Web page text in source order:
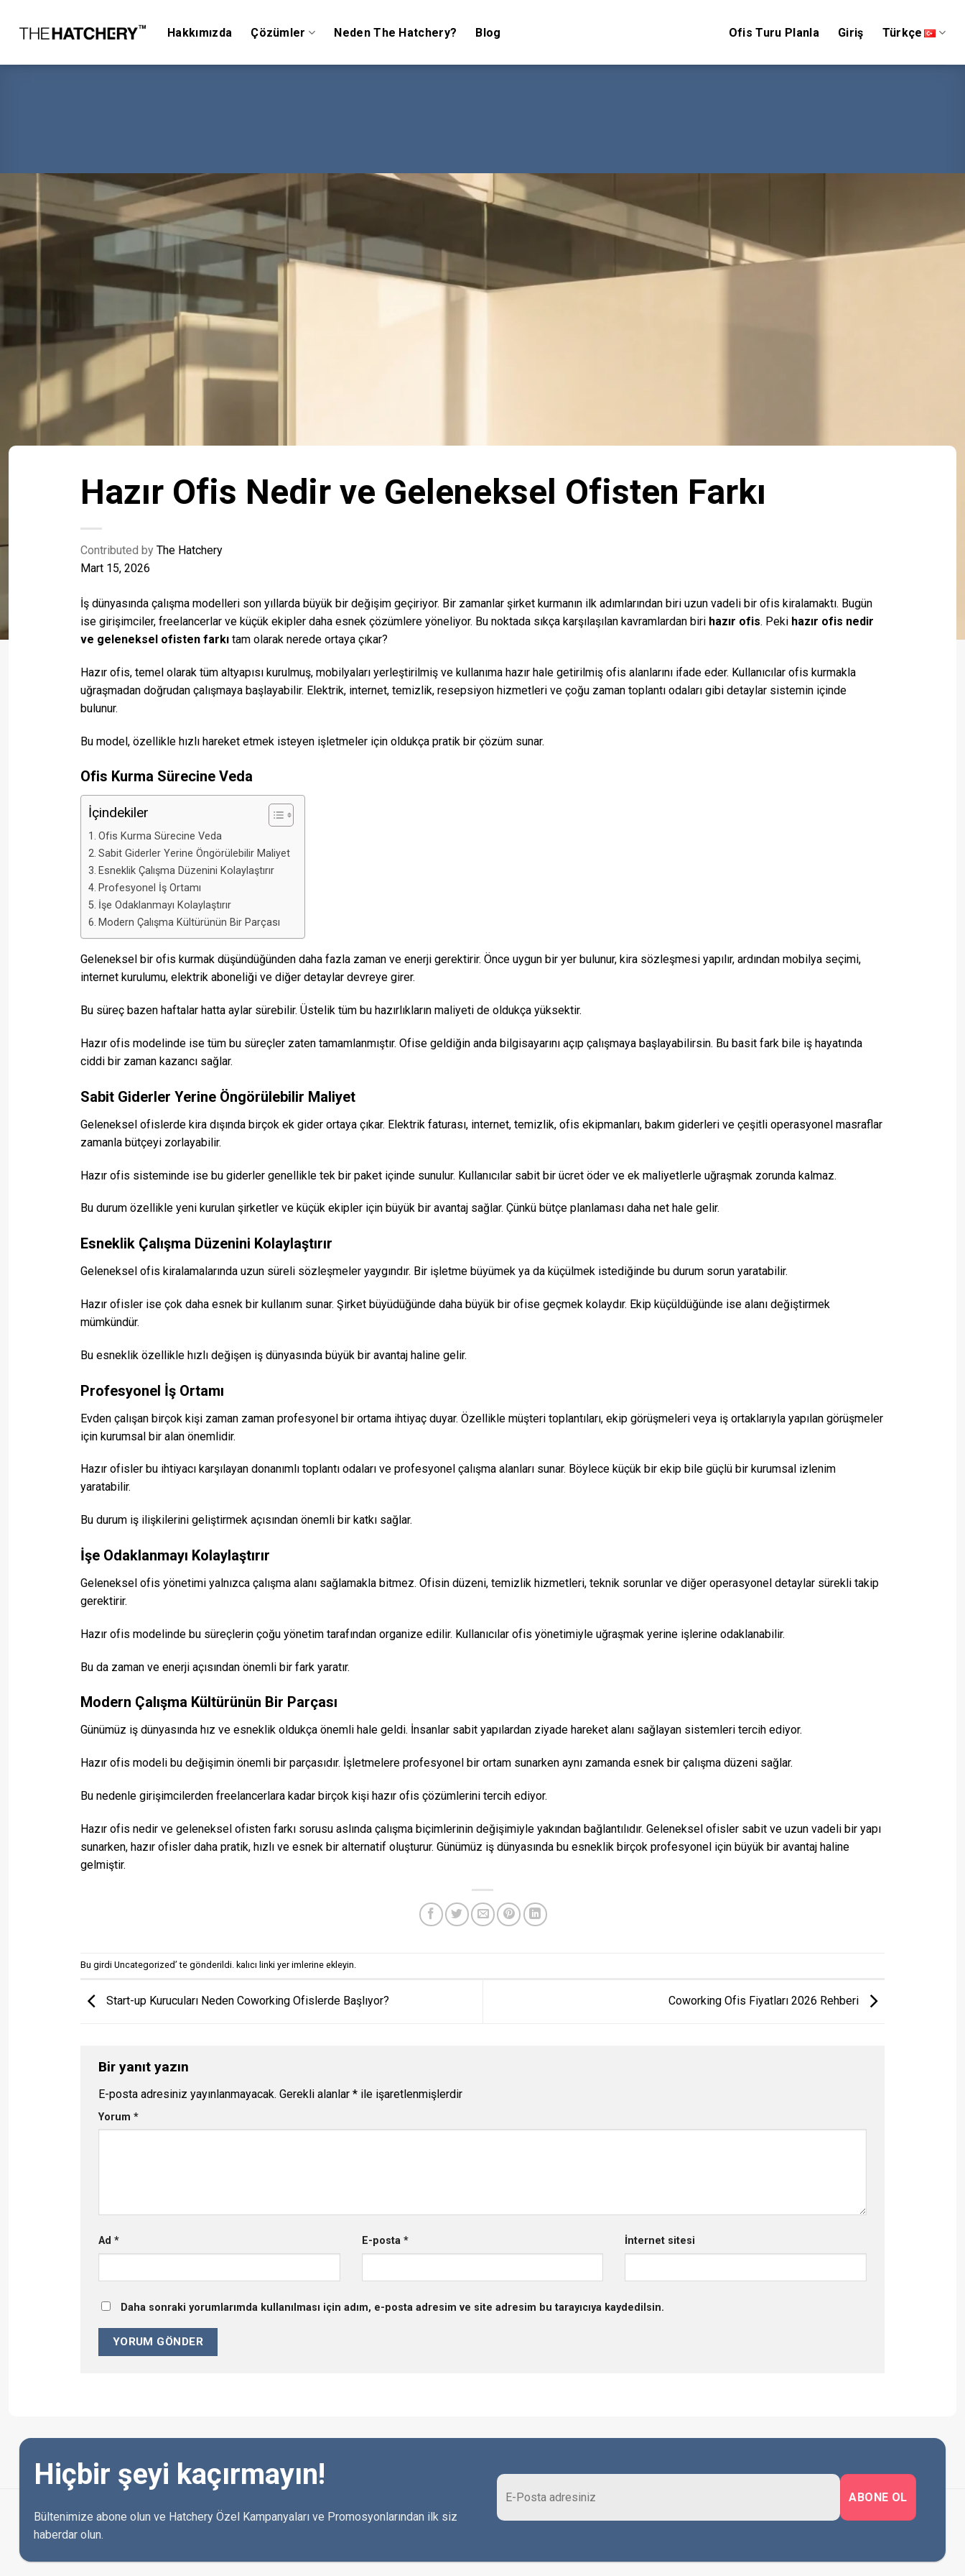
content
Hakkımızda Çözümler Neden The Hatchery? Blog Ofis Turu Planla Giriş Türkçe
Hazır Ofis Nedir ve Geleneksel Ofisten Farkı
Contributed by The Hatchery
Mart 15, 2026
İş dünyasında çalışma modelleri son yıllarda büyük bir değişim geçiriyor. Bir zamanlar şirket kurmanın ilk adımlarından biri uzun vadeli bir ofis kiralamaktı. Bugün
ise girişimciler, freelancerlar ve küçük ekipler daha esnek çözümlere yöneliyor. Bu noktada sıkça karşılaşılan kavramlardan biri hazır ofis. Peki hazır ofis nedir
ve geleneksel ofisten farkı tam olarak nerede ortaya çıkar?
Hazır ofis, temel olarak tüm altyapısı kurulmuş, mobilyaları yerleştirilmiş ve kullanıma hazır hale getirilmiş ofis alanlarını ifade eder. Kullanıcılar ofis kurmakla
uğraşmadan doğrudan çalışmaya başlayabilir. Elektrik, internet, temizlik, resepsiyon hizmetleri ve çoğu zaman toplantı odaları gibi detaylar sistemin içinde
bulunur.
Bu model, özellikle hızlı hareket etmek isteyen işletmeler için oldukça pratik bir çözüm sunar.
Ofis Kurma Sürecine Veda
İçindekiler
Ofis Kurma Sürecine Veda
Sabit Giderler Yerine Öngörülebilir Maliyet
Esneklik Çalışma Düzenini Kolaylaştırır
Profesyonel İş Ortamı
İşe Odaklanmayı Kolaylaştırır
Modern Çalışma Kültürünün Bir Parçası
Geleneksel bir ofis kurmak düşündüğünden daha fazla zaman ve enerji gerektirir. Önce uygun bir yer bulunur, kira sözleşmesi yapılır, ardından mobilya seçimi,
internet kurulumu, elektrik aboneliği ve diğer detaylar devreye girer.
Bu süreç bazen haftalar hatta aylar sürebilir. Üstelik tüm bu hazırlıkların maliyeti de oldukça yüksektir.
Hazır ofis modelinde ise tüm bu süreçler zaten tamamlanmıştır. Ofise geldiğin anda bilgisayarını açıp çalışmaya başlayabilirsin. Bu basit fark bile iş hayatında
ciddi bir zaman kazancı sağlar.
Sabit Giderler Yerine Öngörülebilir Maliyet
Geleneksel ofislerde kira dışında birçok ek gider ortaya çıkar. Elektrik faturası, internet, temizlik, ofis ekipmanları, bakım giderleri ve çeşitli operasyonel masraflar
zamanla bütçeyi zorlayabilir.
Hazır ofis sisteminde ise bu giderler genellikle tek bir paket içinde sunulur. Kullanıcılar sabit bir ücret öder ve ek maliyetlerle uğraşmak zorunda kalmaz.
Bu durum özellikle yeni kurulan şirketler ve küçük ekipler için büyük bir avantaj sağlar. Çünkü bütçe planlaması daha net hale gelir.
Esneklik Çalışma Düzenini Kolaylaştırır
Geleneksel ofis kiralamalarında uzun süreli sözleşmeler yaygındır. Bir işletme büyümek ya da küçülmek istediğinde bu durum sorun yaratabilir.
Hazır ofisler ise çok daha esnek bir kullanım sunar. Şirket büyüdüğünde daha büyük bir ofise geçmek kolaydır. Ekip küçüldüğünde ise alanı değiştirmek
mümkündür.
Bu esneklik özellikle hızlı değişen iş dünyasında büyük bir avantaj haline gelir.
Profesyonel İş Ortamı
Evden çalışan birçok kişi zaman zaman profesyonel bir ortama ihtiyaç duyar. Özellikle müşteri toplantıları, ekip görüşmeleri veya iş ortaklarıyla yapılan görüşmeler
için kurumsal bir alan önemlidir.
Hazır ofisler bu ihtiyacı karşılayan donanımlı toplantı odaları ve profesyonel çalışma alanları sunar. Böylece küçük bir ekip bile güçlü bir kurumsal izlenim
yaratabilir.
Bu durum iş ilişkilerini geliştirmek açısından önemli bir katkı sağlar.
İşe Odaklanmayı Kolaylaştırır
Geleneksel ofis yönetimi yalnızca çalışma alanı sağlamakla bitmez. Ofisin düzeni, temizlik hizmetleri, teknik sorunlar ve diğer operasyonel detaylar sürekli takip
gerektirir.
Hazır ofis modelinde bu süreçlerin çoğu yönetim tarafından organize edilir. Kullanıcılar ofis yönetimiyle uğraşmak yerine işlerine odaklanabilir.
Bu da zaman ve enerji açısından önemli bir fark yaratır.
Modern Çalışma Kültürünün Bir Parçası
Günümüz iş dünyasında hız ve esneklik oldukça önemli hale geldi. İnsanlar sabit yapılardan ziyade hareket alanı sağlayan sistemleri tercih ediyor.
Hazır ofis modeli bu değişimin önemli bir parçasıdır. İşletmelere profesyonel bir ortam sunarken aynı zamanda esnek bir çalışma düzeni sağlar.
Bu nedenle girişimcilerden freelancerlara kadar birçok kişi hazır ofis çözümlerini tercih ediyor.
Hazır ofis nedir ve geleneksel ofisten farkı sorusu aslında çalışma biçimlerinin değişimiyle yakından bağlantılıdır. Geleneksel ofisler sabit ve uzun vadeli bir yapı
sunarken, hazır ofisler daha pratik, hızlı ve esnek bir alternatif oluşturur. Günümüz iş dünyasında bu esneklik birçok profesyonel için büyük bir avantaj haline
gelmiştir.
Bu girdi Uncategorized’ te gönderildi. kalıcı linki yer imlerine ekleyin.
Start-up Kurucuları Neden Coworking Ofislerde Başlıyor? Coworking Ofis Fiyatları 2026 Rehberi
Bir yanıt yazın
E-posta adresiniz yayınlanmayacak. Gerekli alanlar * ile işaretlenmişlerdir
Yorum *
Ad * E-posta * İnternet sitesi
Daha sonraki yorumlarımda kullanılması için adım, e-posta adresim ve site adresim bu tarayıcıya kaydedilsin.
Hiçbir şeyi kaçırmayın!
Bültenimize abone olun ve Hatchery Özel Kampanyaları ve Promosyonlarından ilk siz
haberdar olun.